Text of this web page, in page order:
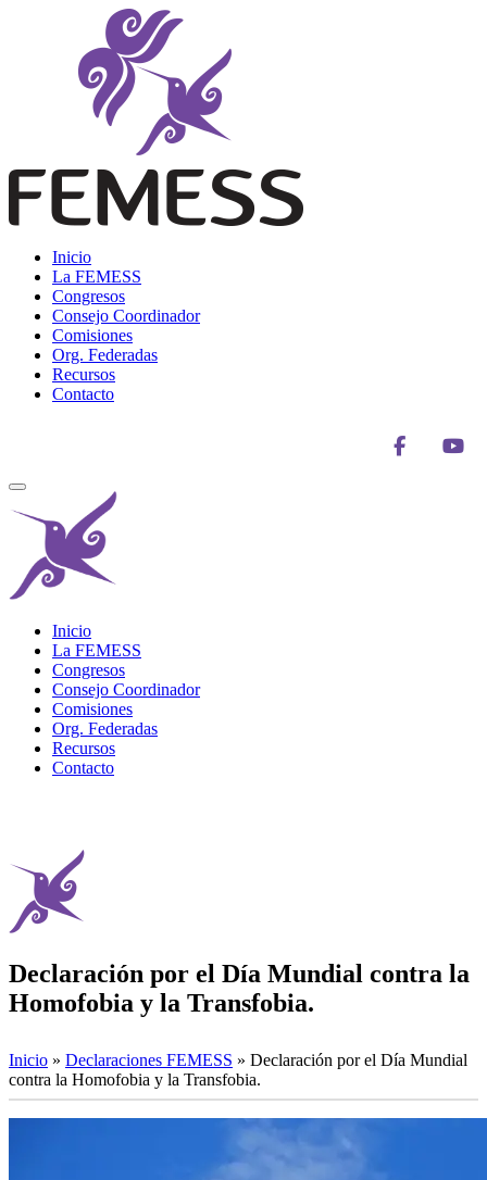
Femess
Federación Mexicana de Educación Sexual y Sexología, A.C.
Inicio
La FEMESS
Congresos
Consejo Coordinador
Comisiones
Org. Federadas
Recursos
Contacto
Inicio
La FEMESS
Congresos
Consejo Coordinador
Comisiones
Org. Federadas
Recursos
Contacto
Declaración por el Día Mundial contra la
Homofobia y la Transfobia.
Inicio » Declaraciones FEMESS » Declaración por el Día Mundial
contra la Homofobia y la Transfobia.